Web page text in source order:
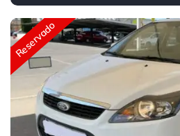
Reservado